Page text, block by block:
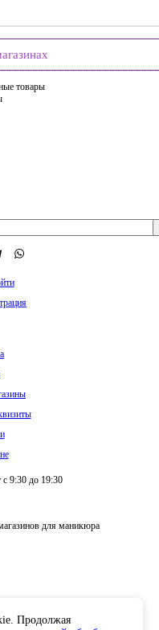
товары
с 9:30 до 19:30
для маникюра
Продолжая